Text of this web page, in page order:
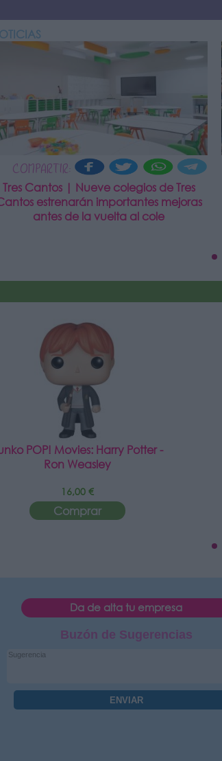
COMPARTIR:
Tres Cantos | Nueve colegios de Tres
estrenarán importantes mejoras
antes de la vuelta al cole
POP! Movies: Harry Potter -
Ron Weasley
16,00 €
Comprar
Da de alta tu empresa
Buzón de Sugerencias